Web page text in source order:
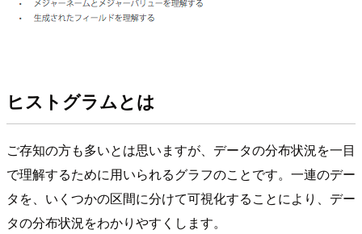
ヒストグラムとは
ご存知の方も多いとは思いますが、データの分布状況を一目
で理解するために用いられるグラフのことです。一連のデー
タを、いくつかの区間に分けて可視化することにより、デー
タの分布状況をわかりやすくします。